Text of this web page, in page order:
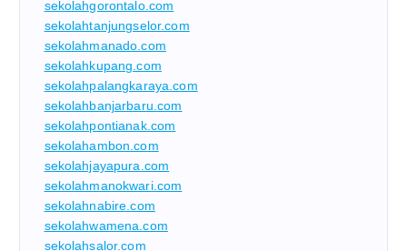
sekolahgorontalo.com
sekolahtanjungselor.com
sekolahmanado.com
sekolahkupang.com
sekolahpalangkaraya.com
sekolahbanjarbaru.com
sekolahpontianak.com
sekolahambon.com
sekolahjayapura.com
sekolahmanokwari.com
sekolahnabire.com
sekolahwamena.com
sekolahsalor.com